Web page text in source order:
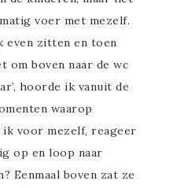
voer met mezelf.
even zitten en toen
om boven naar de wc
hoorde ik vanuit de
waarop
ik voor mezelf, reageer
op en loop naar
Eenmaal boven zat ze